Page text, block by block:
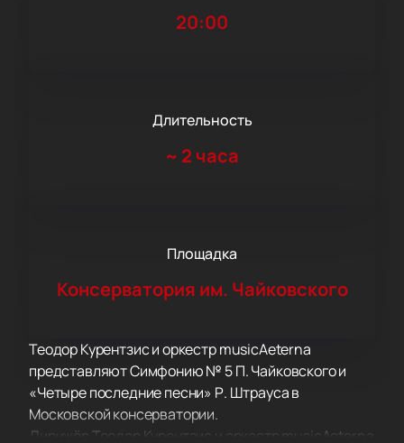
20:00
Длительность
~ 2 часа
Площадка
Консерватория им. Чайковского
Теодор Курентзис и оркестр musicAeterna
представляют Симфонию № 5 П. Чайковского и
«Четыре последние песни» Р. Штрауса в
Московской консерватории.
Дирижёр Теодор Курентзис и оркестр musicAeterna